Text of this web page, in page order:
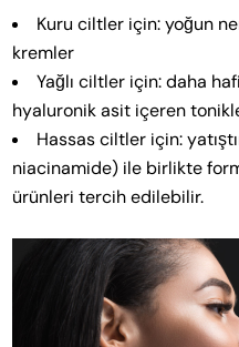
Kuru ciltler için: yoğun
kremler
Yağlı ciltler için: daha
hyaluronik asit içeren
Hassas ciltler için:
niacinamide) ile birlikte
ürünleri tercih edilebilir.